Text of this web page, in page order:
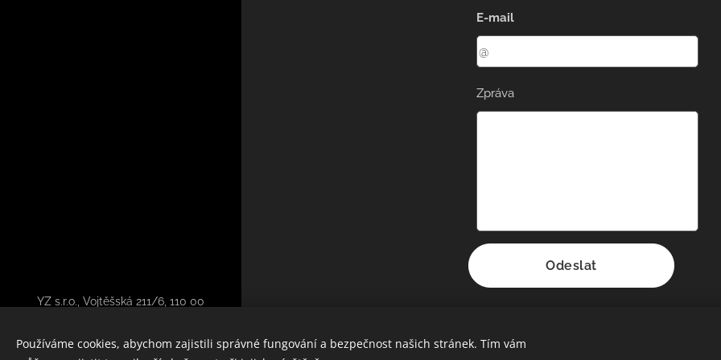
E-mail
Zpráva
Odeslat
YZ s.r.o., Vojtěšská 211/6, 110 00
Vytvořeno službouWebnode
Používáme cookies, abychom zajistili správné fungování a bezpečnost našich stránek. Tím vám